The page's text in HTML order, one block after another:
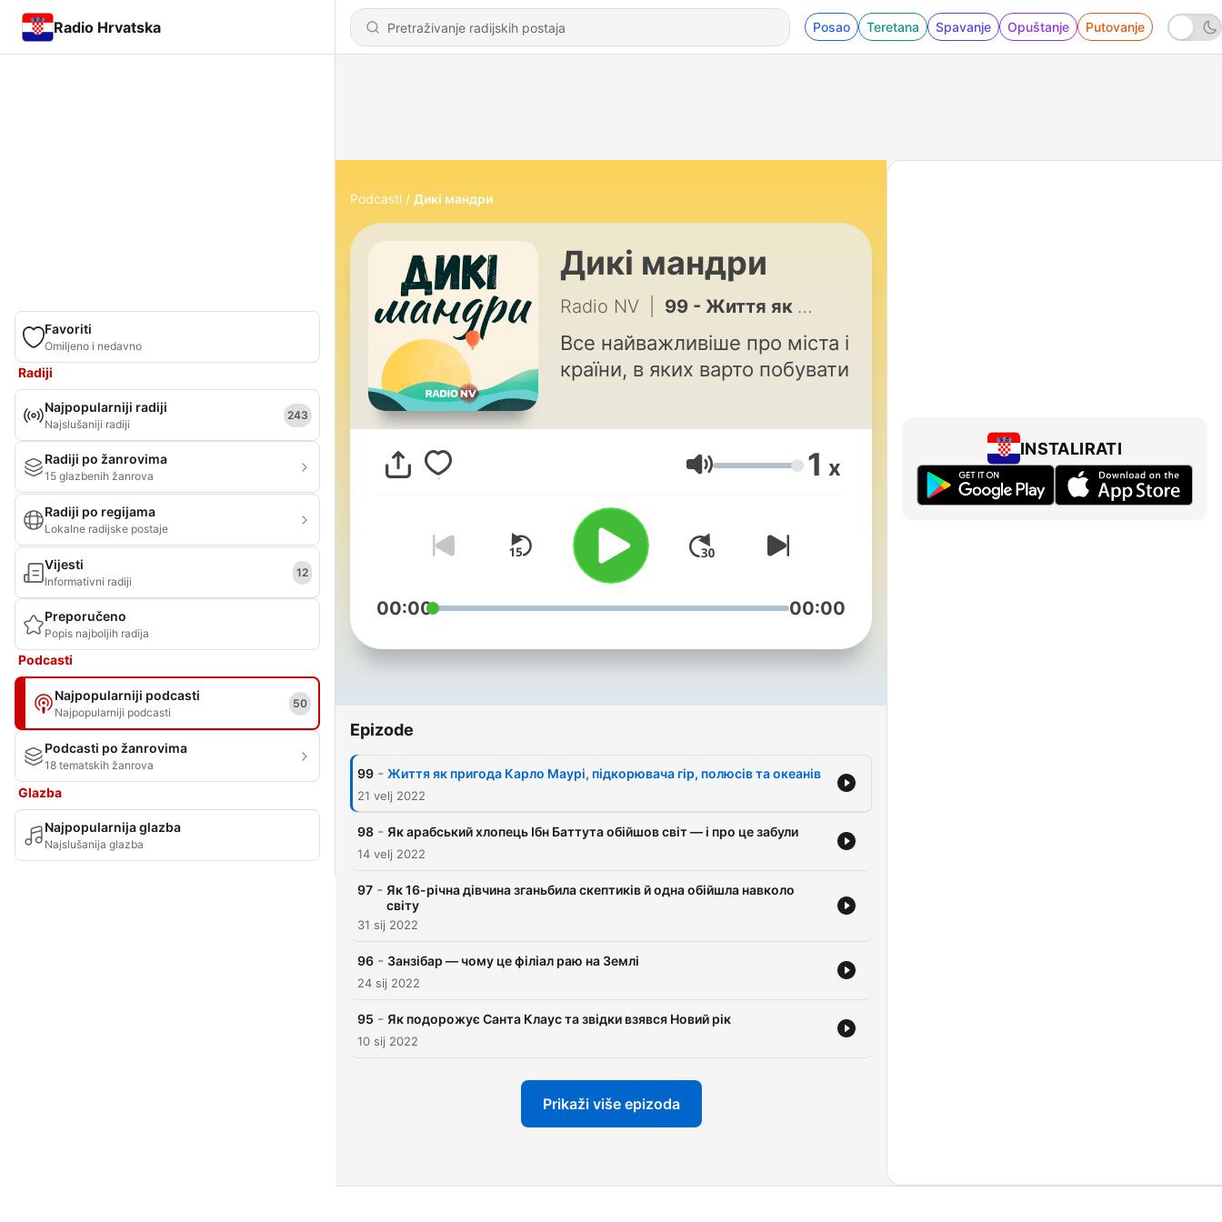
Radio Hrvatska Posao Teretana Spavanje Opuštanje Putovanje
Favoriti
Omiljeno i nedavno
Radiji
Najpopularniji radiji
Najslušaniji radiji
243
Radiji po žanrovima
15 glazbenih žanrova
Radiji po regijama
Lokalne radijske postaje
Vijesti
Informativni radiji
12
Preporučeno
Popis najboljih radija
Podcasti
Najpopularniji podcasti
Najpopularniji podcasti
50
Podcasti po žanrovima
18 tematskih žanrova
Glazba
Najpopularnija glazba
Najslušanija glazba
Podcasti Дикі мандри
Дикі мандри
Radio NV 99 - Життя як пригода Карло Маурі, підкорювача гір, полюсів та океанів
Все найважливіше про міста і
країни, в яких варто побувати
Glasnoća 1 x
00:00 00:00
Epizode
99 - Життя як пригода Карло Маурі, підкорювача гір, полюсів та океанів
21 velj 2022
98 - Як арабський хлопець Ібн Баттута обійшов світ — і про це забули
14 velj 2022
97 - Як 16-річна дівчина зганьбила скептиків й одна обійшла навколо
світу
31 sij 2022
96 - Занзібар — чому це філіал раю на Землі
24 sij 2022
95 - Як подорожує Санта Клаус та звідки взявся Новий рік
10 sij 2022
Prikaži više epizoda
INSTALIRATI